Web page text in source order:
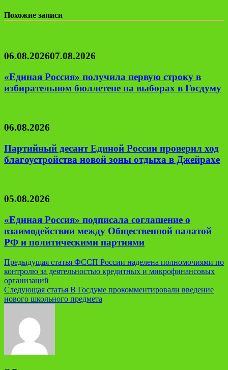
Похожие записи
06.08.202607.08.2026
«Единая Россия» получила первую строку в
избирательном бюллетене на выборах в Госдуму
06.08.2026
Партийный десант Единой России проверил ход
благоустройства новой зоны отдыха в Джейрахе
05.08.2026
«Единая Россия» подписала соглашение о
взаимодействии между Общественной палатой
РФ и политическими партиями
Навигация
по
записям
Предыдущая статья ФССП России наделена полномочиями по
контролю за деятельностью кредитных и микрофинансовых
организаций
Следующая статья В Госдуме прокомментировали введение
нового школьного предмета